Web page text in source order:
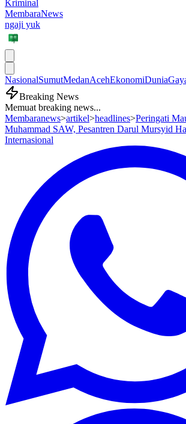
Kriminal
MembaraNews
ngaji yuk
NasionalSumutMedanAcehEkonomiDunia
Breaking News
Memuat breaking news...
Membaranews>artikel>headlines>Peringati
Muhammad SAW, Pesantren Darul Mursyid
Internasional